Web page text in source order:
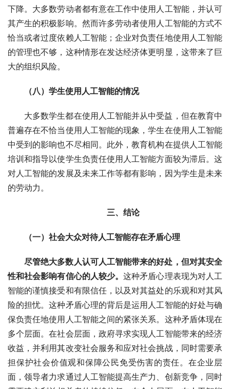
下降。大多数劳动者都有意在工作中使用人工智能，并认可
其产生的积极影响。然而许多劳动者使用人工智能的方式不
恰当或者过度依赖人工智能；企业对负责任地使用人工智能
的管理也不够，这种情形在发达经济体更明显，这带来了巨
大的组织风险。
（八）学生使用人工智能的情况
大多数学生都在使用人工智能并从中受益，但在教育中
普遍存在不恰当使用人工智能的现象，学生在使用人工智能
中受到的影响也不尽相同。此外，教育机构在提供人工智能
培训和指导以使学生负责任使用人工智能方面较为滞后。这
对人工智能的发展及未来工作等都有影响，因为学生是未来
的劳动力。
三、结论
（一）社会大众对待人工智能存在矛盾心理
尽管绝大多数人认可人工智能带来的好处，但对其安全
性和社会影响有信心的人较少。这种矛盾心理表现为对人工
智能的谨慎接受和有限信任，以及对其益处的乐观和对其风
险的担忧。这种矛盾心理的背后是运用人工智能的好处与确
保负责任地使用人工智能之间的紧张关系。这种矛盾体现在
多个层面。在社会层面，政府寻求实现人工智能带来的经济
收益，并利用其改变社会服务和应对社会挑战，同时需要承
担保护社会价值观和保障公民免受伤害的责任。在企业层
面，领导者力求通过人工智能提高生产力、创新竞争，同时